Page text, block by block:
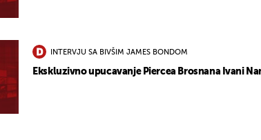
INTERVJU SA BIVŠIM JAMES BONDOM
Ekskluzivno upucavanje Piercea Brosnana Ivani